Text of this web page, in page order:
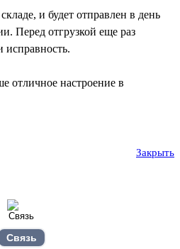
и будет отправлен в день
Перед отгрузкой еще раз
исправность.
отличное настроение в
Закрыть
Связь